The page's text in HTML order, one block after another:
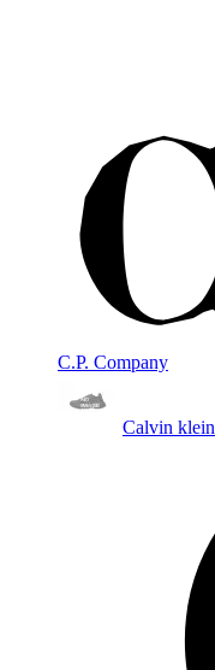
C.P. Company
Calvin klein